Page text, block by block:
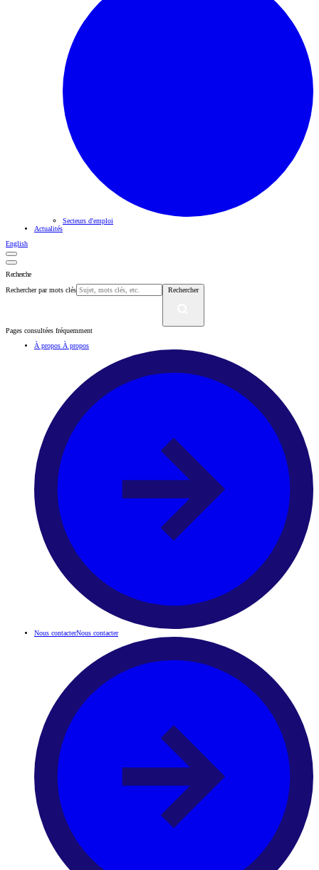
Secteurs d'emploi
Actualités
English
Recherche
Rechercher par mots clés Rechercher
Pages consultées fréquemment
À propos À propos
Nous contacterNous contacter